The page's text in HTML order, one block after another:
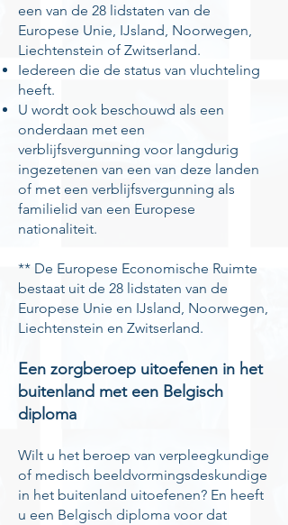
een van de 28 lidstaten van de
Europese Unie, IJsland, Noorwegen,
Liechtenstein of Zwitserland.
Iedereen die de status van vluchteling
heeft.
U wordt ook beschouwd als een
onderdaan met een
verblijfsvergunning voor langdurig
ingezetenen van een van deze landen
of met een verblijfsvergunning als
familielid van een Europese
nationaliteit.
** De Europese Economische Ruimte
bestaat uit de 28 lidstaten van de
Europese Unie en IJsland, Noorwegen,
Liechtenstein en Zwitserland.
Een zorgberoep uitoefenen in het
buitenland met een Belgisch
diploma
Wilt u het beroep van verpleegkundige
of medisch beeldvormingsdeskundige
in het buitenland uitoefenen? En heeft
u een Belgisch diploma voor dat